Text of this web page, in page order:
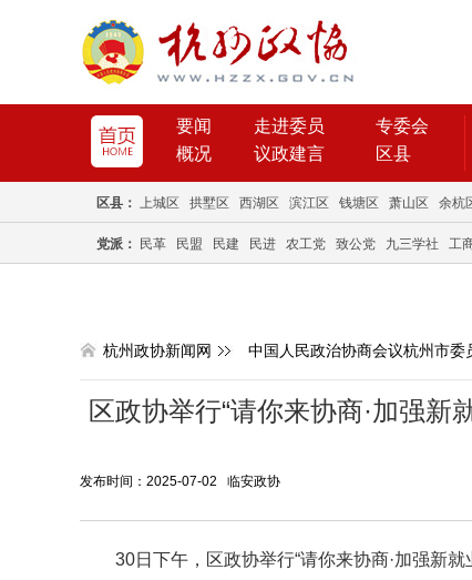
要闻 走进委员
专委会
概况
议政建言 区县
区县： 上城区 拱墅区 西湖区 滨江区 钱塘区 萧山区 余杭
党派： 民革 民盟 民建 民进 农工党 致公党 九三学社 工
杭州政协新闻网 中国人民政治协商会议杭州市委
区政协举行“请你来协商·加强
发布时间：2025-07-02 临安政协
30日下午，区政协举行“请你来协商·加强新